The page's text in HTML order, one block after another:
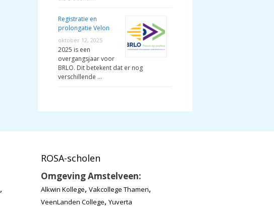
Registratie en
prolongatie Velon
oktober 12, 2025
2025 is een
overgangsjaar voor
BRLO. Dit betekent dat er nog
verschillende …
,
ROSA-scholen
Omgeving Amstelveen:
Alkwin Kollege, Vakcollege Thamen,
VeenLanden College, Yuverta